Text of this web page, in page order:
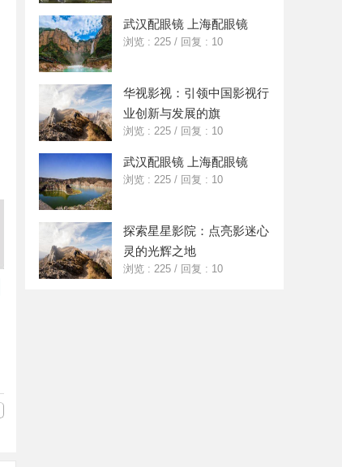
武汉配眼镜 上海配眼镜
浏览 : 225 / 回复 : 10
华视影视：引领中国影视行
业创新与发展的旗
浏览 : 225 / 回复 : 10
武汉配眼镜 上海配眼镜
浏览 : 225 / 回复 : 10
探索星星影院：点亮影迷心
灵的光辉之地
浏览 : 225 / 回复 : 10